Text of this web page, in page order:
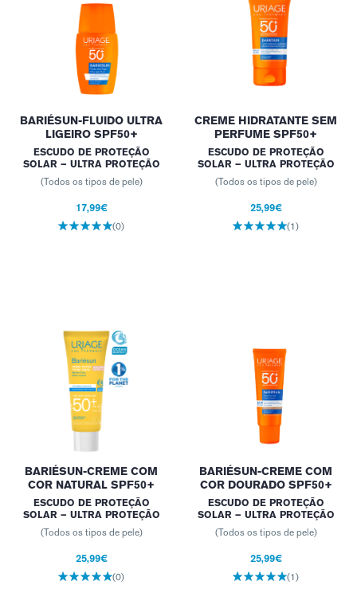
BARIÉSUN-FLUIDO ULTRA
LIGEIRO SPF50+
ESCUDO DE PROTEÇÃO
SOLAR – ULTRA PROTEÇÃO
(Todos os tipos de pele)
17,99€
(0)
CREME HIDRATANTE SEM
PERFUME SPF50+
ESCUDO DE PROTEÇÃO
SOLAR – ULTRA PROTEÇÃO
(Todos os tipos de pele)
25,99€
(1)
BARIÉSUN-CREME COM
COR NATURAL SPF50+
ESCUDO DE PROTEÇÃO
SOLAR – ULTRA PROTEÇÃO
(Todos os tipos de pele)
25,99€
(0)
BARIÉSUN-CREME COM
COR DOURADO SPF50+
ESCUDO DE PROTEÇÃO
SOLAR – ULTRA PROTEÇÃO
(Todos os tipos de pele)
25,99€
(1)